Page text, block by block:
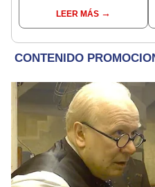
presidente de Argentina
LEER MÁS